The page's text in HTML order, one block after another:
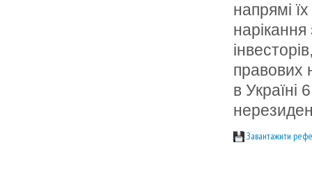
напрямі
нарікання
правових
в Україні
Завантажити